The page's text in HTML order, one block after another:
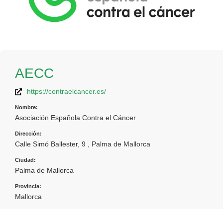
AECC
https://contraelcancer.es/
Nombre:
Asociación Española Contra el Cáncer
Dirección:
Calle Simó Ballester, 9 , Palma de Mallorca
Ciudad:
Palma de Mallorca
Provincia:
Mallorca